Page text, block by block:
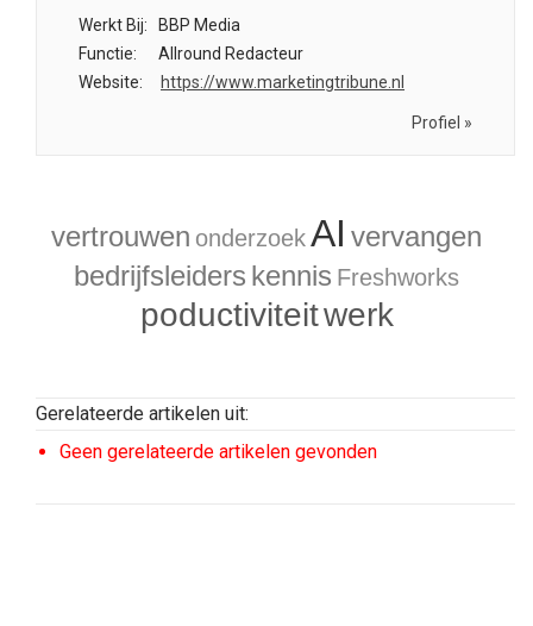
Werkt Bij:
BBP Media
Functie:
Allround Redacteur
Website:
https://www.marketingtribune.nl
Profiel »
vertrouwen onderzoekAI vervangen
bedrijfsleiders kennis Freshworks
poductiviteitwerk
Gerelateerde artikelen uit:
Geen gerelateerde artikelen gevonden